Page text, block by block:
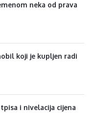
neka od prava
koji je kupljen radi
i nivelacija cijena